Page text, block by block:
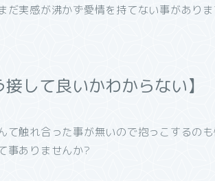
だ実感が沸かず愛情を持てない事がありま
接して良いかわからない】
て触れ合った事が無いので抱っこするの
事ありませんか?